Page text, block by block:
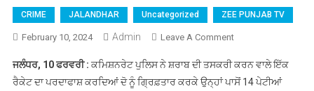
CRIME JALANDHAR Uncategorized ZEE PUNJAB TV
February 10, 2024 Admin Leave A CommentOn ਜਲੰਧਰ : ਭਾਰੀ
ਸਮੇਤ ਦੋ ਤਸਕਰ
ਗਿਰਫ਼ਤਾਰ,ਪੜੋ
ਜਲੰਧਰ, 10 ਫਰਵਰੀ : ਕਮਿਸ਼ਨਰੇਟ ਪੁਲਿਸ ਨੇ ਸ਼ਰਾਬ ਦੀ ਤਸਕਰੀ ਕਰਨ ਵਾਲੇ ਇੱਕ
ਰੈਕੇਟ ਦਾ ਪਰਦਾਫਾਸ਼ ਕਰਦਿਆਂ ਦੋ ਨੂੰ ਗ੍ਰਿਫ਼ਤਾਰ ਕਰਕੇ ਉਨ੍ਹਾਂ ਪਾਸੋਂ 14 ਪੇਟੀਆਂ